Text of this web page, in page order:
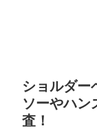
ショルダー
ソーやハン
査！